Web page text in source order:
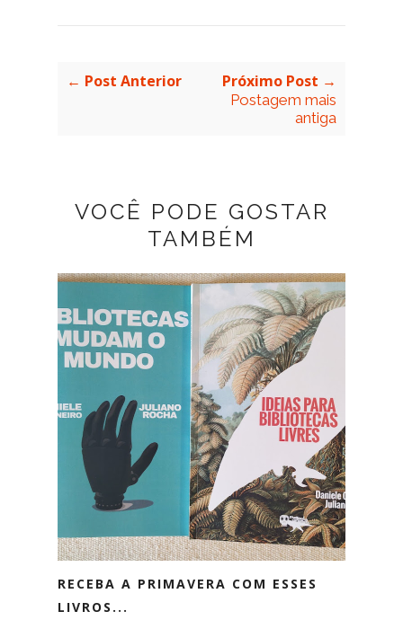
← Post Anterior Próximo Post →
Postagem mais
antiga
VOCÊ PODE GOSTAR
TAMBÉM
RECEBA A PRIMAVERA COM ESSES
LIVROS...